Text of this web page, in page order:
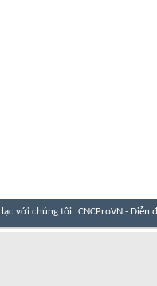
lạc với chúng tôi CNCProVN - Diễn